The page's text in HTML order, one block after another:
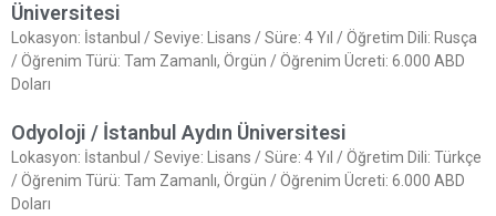
Üniversitesi
Lokasyon: İstanbul / Seviye: Lisans / Süre: 4 Yıl / Öğretim Dili: Rusça
/ Öğrenim Türü: Tam Zamanlı, Örgün / Öğrenim Ücreti: 6.000 ABD
Doları
Odyoloji / İstanbul Aydın Üniversitesi
Lokasyon: İstanbul / Seviye: Lisans / Süre: 4 Yıl / Öğretim Dili: Türkçe
/ Öğrenim Türü: Tam Zamanlı, Örgün / Öğrenim Ücreti: 6.000 ABD
Doları